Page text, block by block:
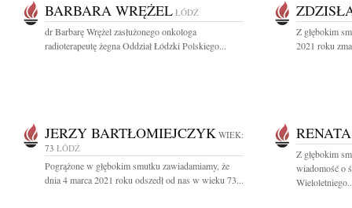
BARBARA WRĘŻEL ŁÓDŹ
dr Barbarę Wrężel zasłużonego onkologa
radioterapeutę żegna Oddział Łódzki Polskiego...
Z głębokim
2021 roku
JERZY BARTŁOMIEJCZYK WIEK:
73 ŁÓDŹ
Pogrążone w głębokim smutku zawiadamiamy, że
dnia 4 marca 2021 roku odszedł od nas w wieku 73...
Z głębokim
wiadomość o